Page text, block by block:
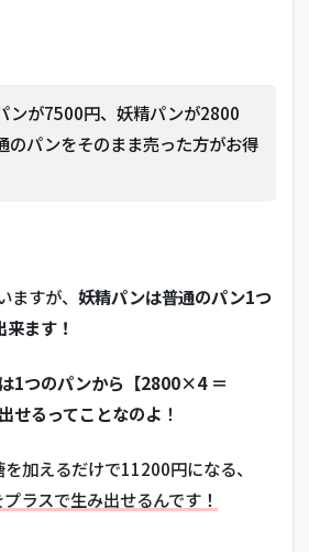
ンが7500円、妖精パンが2800
のパンをそのまま売った方がお得
ますが、 妖精パンは普通のパン1つ
ます！
1つのパンから【2800×4 ＝
せるってことなのよ ！
加えるだけで11200円になる、
ラスで生み出せるんです！